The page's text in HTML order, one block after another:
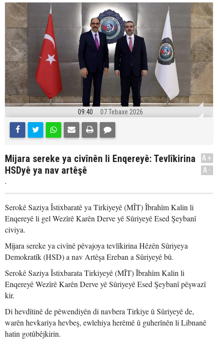
09:40 07 Tebaxe 2026
Mijara sereke ya civînên li Enqereyê: Tevlîkirina
HSDyê ya nav artêşê
.
A+
A-
Serokê Saziya Îstixbaratê ya Tirkiyeyê (MÎT) Îbrahîm Kalin li
Enqereyê li gel Wezîrê Karên Derve yê Sûriyeyê Esed Şeybanî
civiya.
Mijara sereke ya civînê pêvajoya tevlîkirina Hêzên Sûriyeya
Demokratîk (HSD) a nav Artêşa Ereban a Sûriyeyê bû.
Serokê Saziya Îstixbarata Tirkiyeyê (MÎT) Îbrahîm Kalin li
Enqereyê Wezîrê Karên Derve yê Sûriyeyê Esed Şeybanî pêşwazî
kir.
Di hevdîtinê de pêwendiyên di navbera Tirkiye û Sûriyeyê de,
warên hevkariya hevbeş, ewlehiya herêmê û guherînên li Libnanê
hatin gotûbêjkirin.